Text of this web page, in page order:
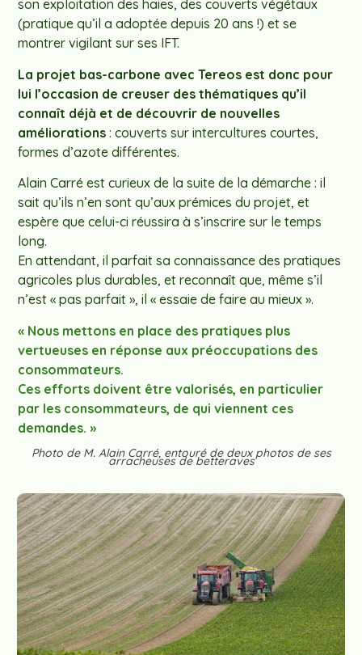
son exploitation des haies, des couverts végétaux
(pratique qu’il a adoptée depuis 20 ans !) et se
montrer vigilant sur ses IFT.
La projet bas-carbone avec Tereos est donc pour
lui l’occasion de creuser des thématiques qu’il
connaît déjà et de découvrir de nouvelles
améliorations : couverts sur intercultures courtes,
formes d’azote différentes.
Alain Carré est curieux de la suite de la démarche : il
sait qu’ils n’en sont qu’aux prémices du projet, et
espère que celui-ci réussira à s’inscrire sur le temps
long.
En attendant, il parfait sa connaissance des pratiques
agricoles plus durables, et reconnaît que, même s’il
n’est « pas parfait », il « essaie de faire au mieux ».
« Nous mettons en place des pratiques plus
vertueuses en réponse aux préoccupations des
consommateurs.
Ces efforts doivent être valorisés, en particulier
par les consommateurs, de qui viennent ces
demandes. »
Photo de M. Alain Carré, entouré de deux photos de ses
arracheuses de betteraves